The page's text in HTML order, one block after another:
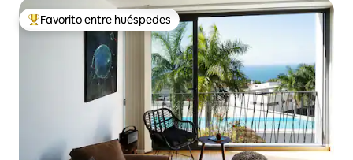
De los mejores en Favorito entre huéspedes
Favorito entre huéspedes